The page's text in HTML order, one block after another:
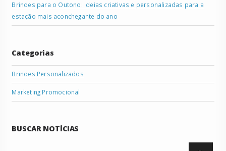
Brindes para o Outono: ideias criativas e personalizadas para a
estação mais aconchegante do ano
Categorias
Brindes Personalizados
Marketing Promocional
BUSCAR NOTÍCIAS